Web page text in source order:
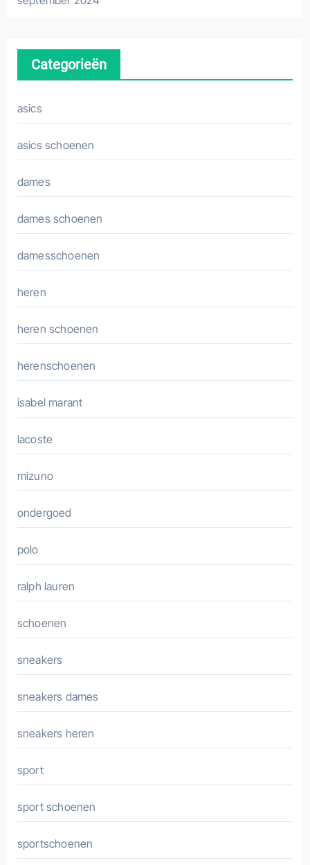
Categorieën
asics
asics schoenen
dames
dames schoenen
damesschoenen
heren
heren schoenen
herenschoenen
isabel marant
lacoste
mizuno
ondergoed
polo
ralph lauren
schoenen
sneakers
sneakers dames
sneakers heren
sport
sport schoenen
sportschoenen